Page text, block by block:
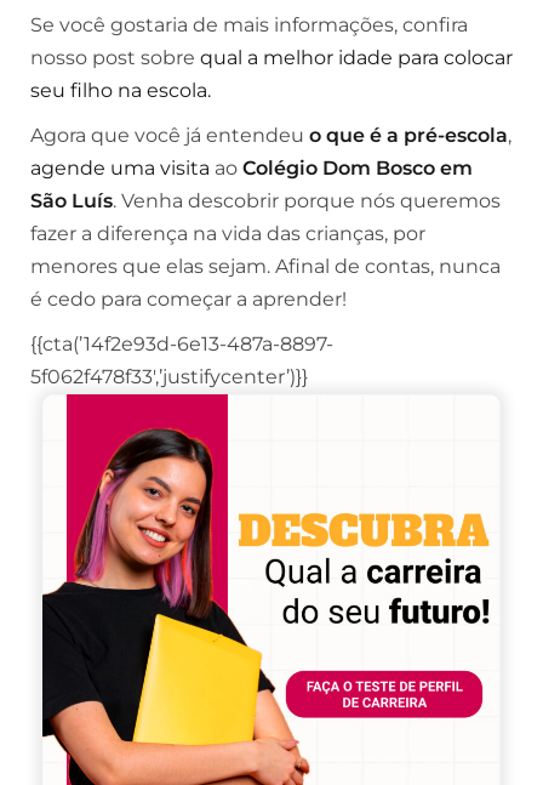
Se você gostaria de mais informações, confira
nosso post sobre qual a melhor idade para colocar
seu filho na escola.
Agora que você já entendeu o que é a pré-escola,
agende uma visita ao Colégio Dom Bosco em
São Luís. Venha descobrir porque nós queremos
fazer a diferença na vida das crianças, por
menores que elas sejam. Afinal de contas, nunca
é cedo para começar a aprender!
{{cta(’14f2e93d-6e13-487a-8897-
5f062f478f33′,’justifycenter’)}}